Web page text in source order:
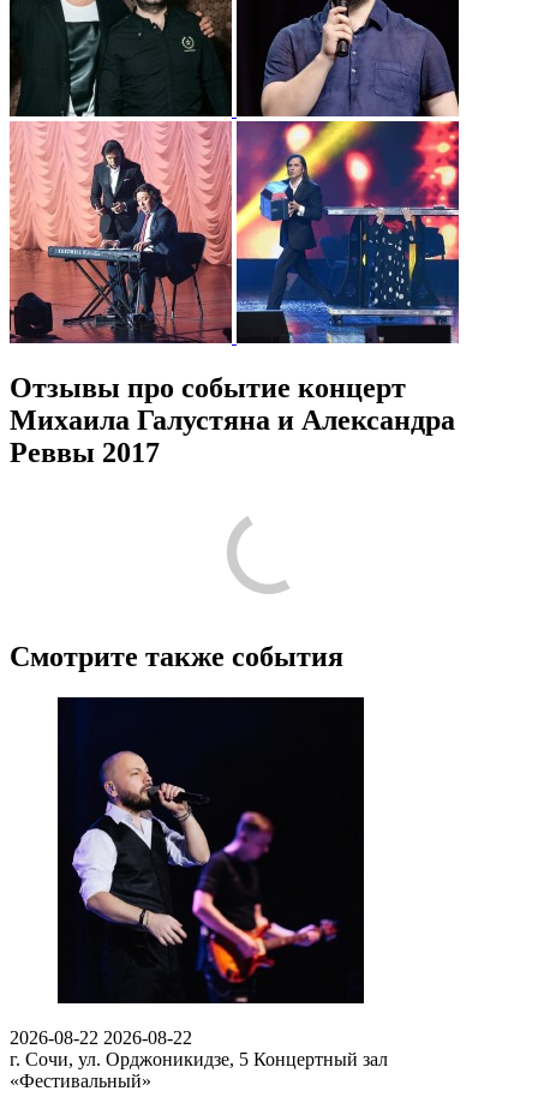
Отзывы про событие концерт
Михаила Галустяна и Александра
Реввы 2017
Смотрите также события
2026-08-22 2026-08-22
г. Сочи, ул. Орджоникидзе, 5 Концертный зал
«Фестивальный»